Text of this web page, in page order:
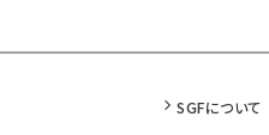
SGFについて